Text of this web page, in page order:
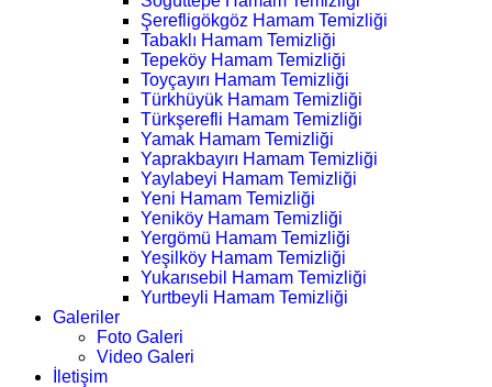
Şerefligökgöz Hamam Temizliği
Tabaklı Hamam Temizliği
Tepeköy Hamam Temizliği
Toyçayırı Hamam Temizliği
Türkhüyük Hamam Temizliği
Türkşerefli Hamam Temizliği
Yamak Hamam Temizliği
Yaprakbayırı Hamam Temizliği
Yaylabeyi Hamam Temizliği
Yeni Hamam Temizliği
Yeniköy Hamam Temizliği
Yergömü Hamam Temizliği
Yeşilköy Hamam Temizliği
Yukarısebil Hamam Temizliği
Yurtbeyli Hamam Temizliği
Galeriler
Foto Galeri
Video Galeri
İletişim